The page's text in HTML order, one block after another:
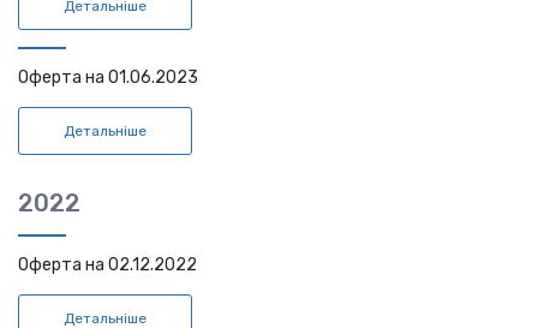
Детальніше
Оферта на 01.06.2023
Детальніше
2022
Оферта на 02.12.2022
Детальніше